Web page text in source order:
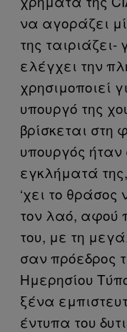
να αγοράζει
της
ελέγχει την
χρησιμοποιεί
υπουργό της
βρίσκεται
υπουργός ήταν
εγκλήματά
‘χει το
τον λαό, αφού
του, με τη
σαν πρόεδρος
Ημερησίου
ξένα
έντυπα του